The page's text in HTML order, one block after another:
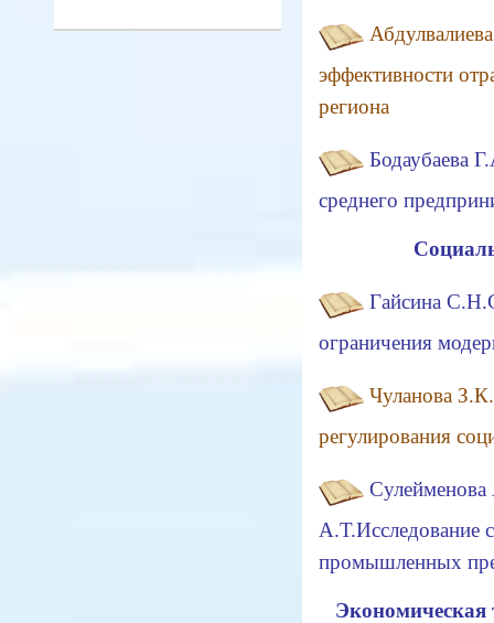
эффективности
региона
Бодаубаева
среднего
Гайсина
ограничения
Чуланова
регулирования
А.Т.Исследование
промышленных
Экономическая